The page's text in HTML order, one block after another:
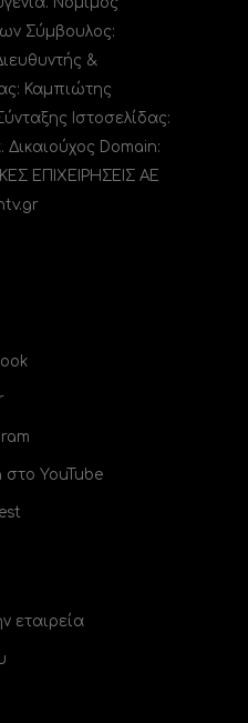
Σύμβουλος:
&
Καμπιώτης
Ιστοσελίδας:
Domain:
ΕΠΙΧΕΙΡΗΣΕΙΣ ΑΕ
στο YouTube
εταιρεία